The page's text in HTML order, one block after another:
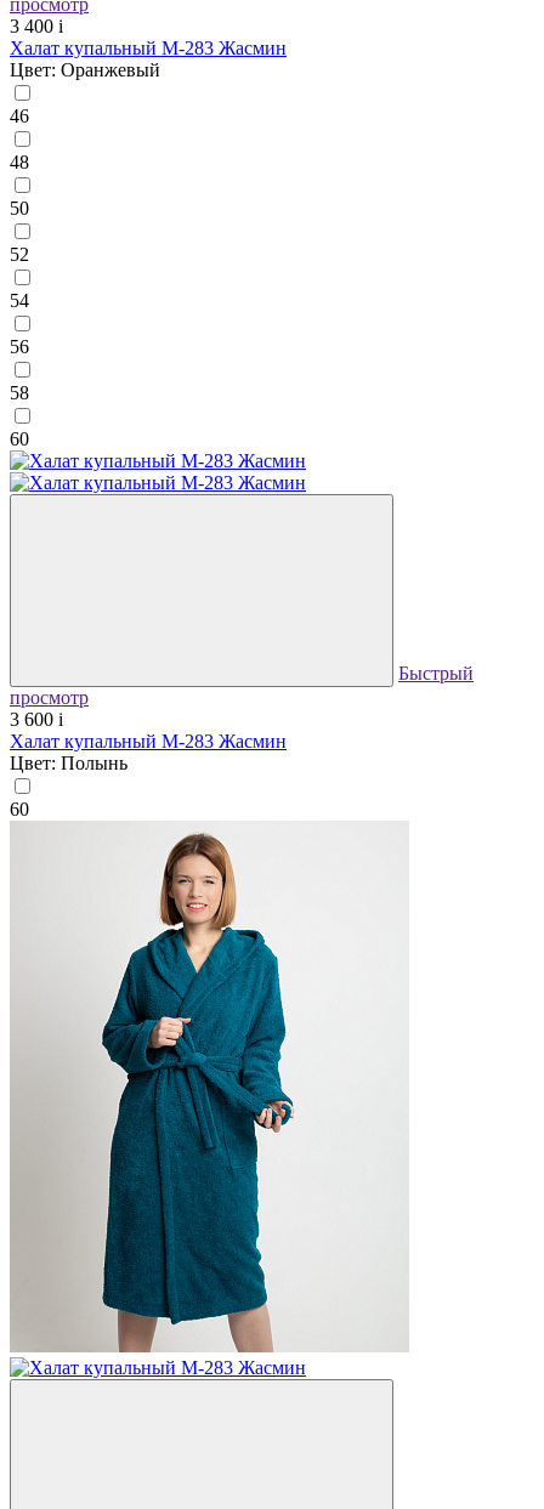
3 400 i
Халат купальный М-283 Жасмин
Цвет: Оранжевый
46
48
50
52
54
56
58
60
Быстрый
просмотр
3 600 i
Халат купальный М-283 Жасмин
Цвет: Полынь
60